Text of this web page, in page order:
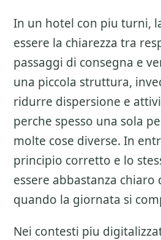
In un hotel con piu turni,
essere la chiarezza tra
passaggi di consegna e
una piccola struttura,
ridurre dispersione e
perche spesso una sola
molte cose diverse. In
principio corretto e lo
essere abbastanza chiaro
quando la giornata si
Nei contesti piu